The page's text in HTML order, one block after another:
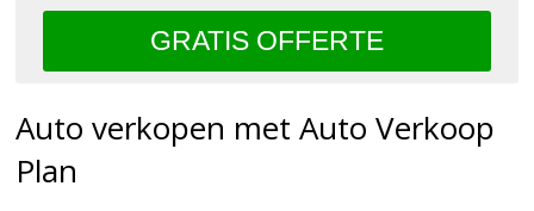
Auto verkopen met Auto Verkoop
Plan